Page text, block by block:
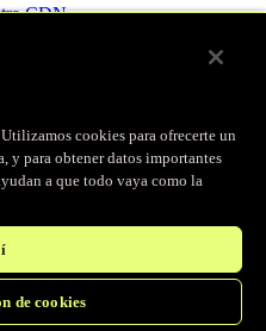
CDN.
Fastly.
cookies para ofrecerte un
y para obtener datos importantes
a que todo vaya como la
de cookies